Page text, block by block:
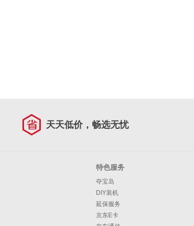
天天低价，畅选无忧
特色服务
夺宝岛
DIY装机
延保服务
京东E卡